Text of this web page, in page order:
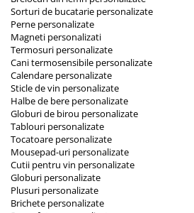
Sorturi de bucatarie personalizate
Perne personalizate
Magneti personalizati
Termosuri personalizate
Cani termosensibile personalizate
Calendare personalizate
Sticle de vin personalizate
Halbe de bere personalizate
Globuri de birou personalizate
Tablouri personalizate
Tocatoare personalizate
Mousepad-uri personalizate
Cutii pentru vin personalizate
Globuri personalizate
Plusuri personalizate
Brichete personalizate